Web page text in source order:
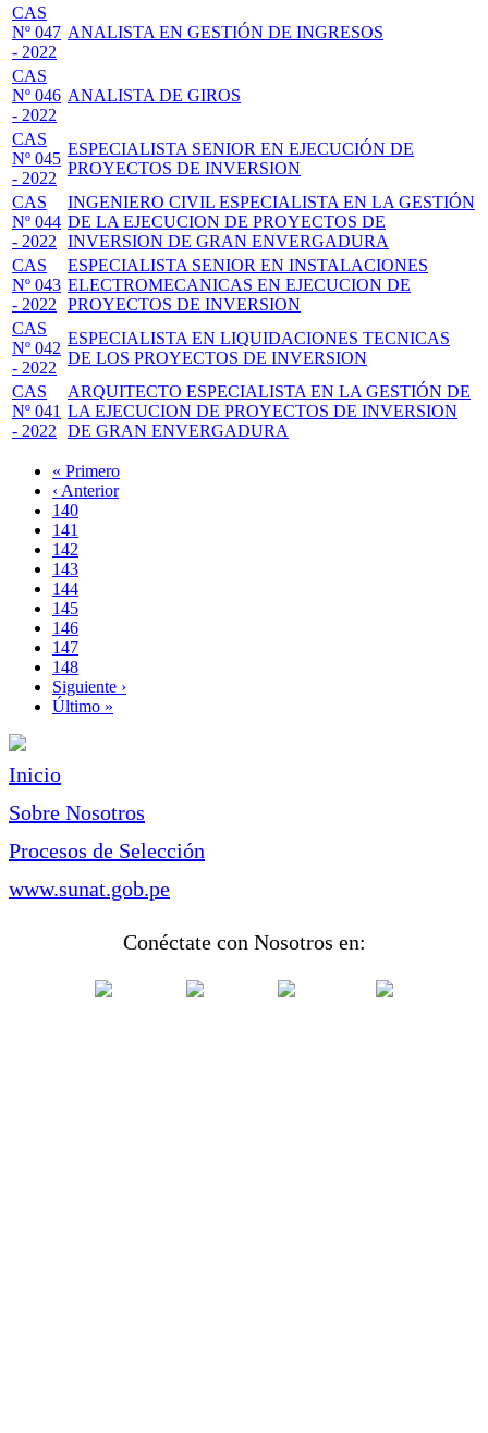
CAS
Nº 047
- 2022
ANALISTA EN GESTIÓN DE INGRESOS
CAS
Nº 046
- 2022
ANALISTA DE GIROS
CAS
Nº 045
- 2022
ESPECIALISTA SENIOR EN EJECUCIÓN DE
PROYECTOS DE INVERSION
CAS
Nº 044
- 2022
INGENIERO CIVIL ESPECIALISTA EN LA GESTIÓN
DE LA EJECUCION DE PROYECTOS DE
INVERSION DE GRAN ENVERGADURA
CAS
Nº 043
- 2022
ESPECIALISTA SENIOR EN INSTALACIONES
ELECTROMECANICAS EN EJECUCION DE
PROYECTOS DE INVERSION
CAS
Nº 042
- 2022
ESPECIALISTA EN LIQUIDACIONES TECNICAS
DE LOS PROYECTOS DE INVERSION
CAS
Nº 041
- 2022
ARQUITECTO ESPECIALISTA EN LA GESTIÓN DE
LA EJECUCION DE PROYECTOS DE INVERSION
DE GRAN ENVERGADURA
Paginación
Primera
página
« Primero
Página
anterior
‹ Anterior
Page
140
Page
141
Page
142
Page
143
Página
actual
144
Page
145
Page
146
Page
147
Page
148
Siguiente
página
Siguiente ›
Última
Último »
Inicio
Sobre Nosotros
Procesos de Selección
www.sunat.gob.pe
Conéctate con Nosotros en: